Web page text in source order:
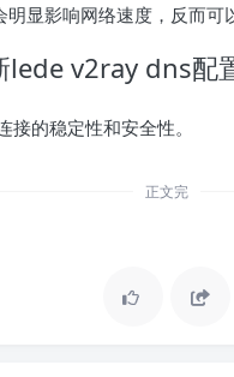
显影响网络速度，反而可
v2ray dns配
的稳定性和安全性。
正文完